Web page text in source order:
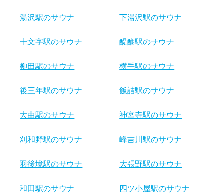
湯沢駅のサウナ 下湯沢駅のサウナ
十文字駅のサウナ 醍醐駅のサウナ
柳田駅のサウナ 横手駅のサウナ
後三年駅のサウナ 飯詰駅のサウナ
大曲駅のサウナ 神宮寺駅のサウナ
刈和野駅のサウナ 峰吉川駅のサウナ
羽後境駅のサウナ 大張野駅のサウナ
和田駅のサウナ 四ツ小屋駅のサウナ